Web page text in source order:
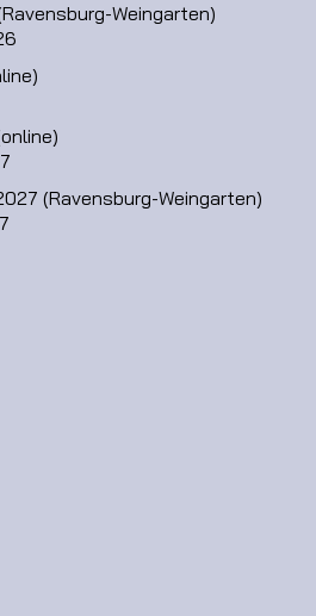
Weingarten)
(Ravensburg-Weingarten)